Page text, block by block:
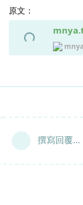
原文：
撰寫回覆...